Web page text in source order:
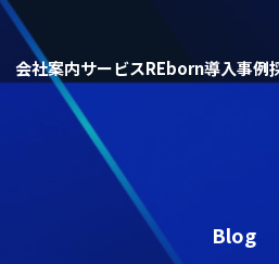
会社案内サービスREborn導入事例
Blog